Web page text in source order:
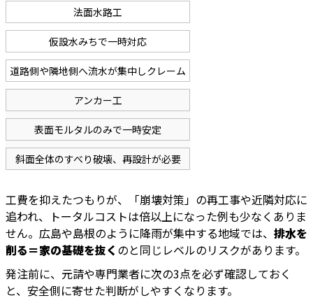
法面水路工
仮設水みちで一時対応
道路側や隣地側へ流水が集中しクレーム
アンカー工
表面モルタルのみで一時安定
斜面全体のすべり破壊、再設計が必要
工費を抑えたつもりが、「崩壊対策」の再工事や近隣対応に
追われ、トータルコストは倍以上になった例も少なくありま
せん。広島や島根のように降雨が集中する地域では、 排水を
削る＝家の基礎を抜く のと同じレベルのリスクがあります。
発注前に、元請や専門業者に次の3点を必ず確認しておく
と、安全側に寄せた判断がしやすくなります。